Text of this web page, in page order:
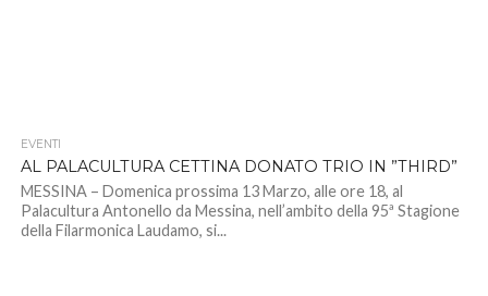
EVENTI
AL PALACULTURA CETTINA DONATO TRIO IN ”THIRD”
MESSINA – Domenica prossima 13 Marzo, alle ore 18, al
Palacultura Antonello da Messina, nell’ambito della 95ª Stagione
della Filarmonica Laudamo, si...